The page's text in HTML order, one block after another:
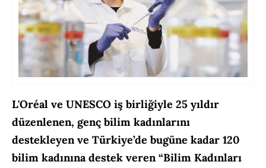
L'Oréal ve UNESCO iş birliğiyle 25 yıldır
düzenlenen, genç bilim kadınlarını
destekleyen ve Türkiye’de bugüne kadar 120
bilim kadınına destek veren “Bilim Kadınları